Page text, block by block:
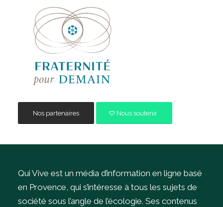
Nos partenaires Nous soutenir
Qui Vive est un média d’information en ligne basé
en Provence, qui s’intéresse à tous les sujets de
société sous l’angle de l’écologie. Ses contenus